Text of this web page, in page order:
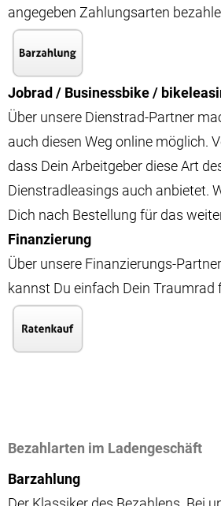
angegeben Zahlungsarten
Jobrad / Businessbike /
Über unsere Dienstrad-Partner
auch diesen Weg online möglich.
dass Dein Arbeitgeber diese Art
Dienstradleasings auch anbietet.
Dich nach Bestellung für das
Finanzierung
Über unsere Finanzierungs-
kannst Du einfach Dein Traumrad
Bezahlarten im Ladengeschäft
Barzahlung